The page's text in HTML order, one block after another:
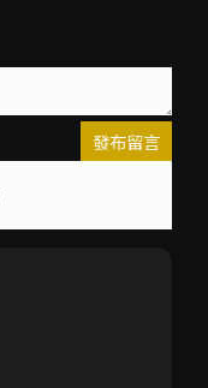
發布留言